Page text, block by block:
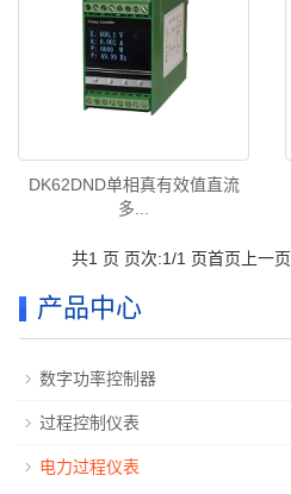
DK62DND单相真有效值直流
多...
共1 页 页次:1/1 页首页 上一页
产品中心
数字功率控制器
过程控制仪表
电力过程仪表